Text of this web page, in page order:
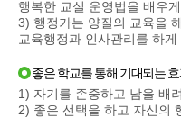
행복한 교실 운영법을 배우
3) 행정가는 양질의 교육을
교육행정과 인사관리를 하게
좋은 학교를 통해 기대되는
1) 자기를 존중하고 남을 배
2) 좋은 선택을 하고 자신의